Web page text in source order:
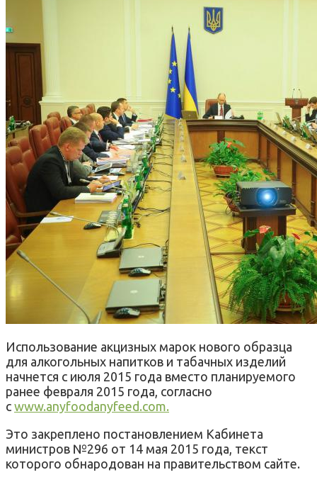
Использование акцизных марок нового образца
для алкогольных напитков и табачных изделий
начнется с июля 2015 года вместо планируемого
ранее февраля 2015 года, согласно
с www.anyfoodanyfeed.com.
Это закреплено постановлением Кабинета
министров №296 от 14 мая 2015 года, текст
которого обнародован на правительством сайте.